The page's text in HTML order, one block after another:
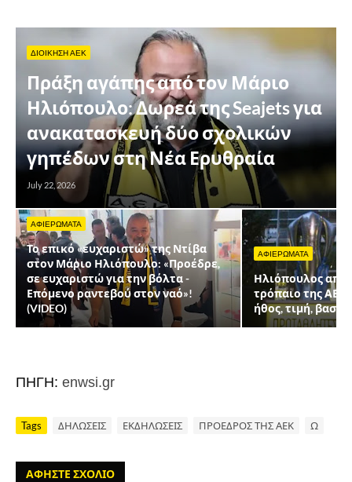
ΔΙΟΙΚΗΣΗ ΑΕΚ
Πράξη αγάπης από τον Μάριο
Ηλιόπουλο: Δωρεά της Seajets για
ανακατασκευή δύο σχολικών
γηπέδων στη Νέα Ερυθραία
July 22, 2026
ΑΦΙΕΡΩΜΑΤΑ
Το επικό «ευχαριστώ» της Ντίβα
στον Μάριο Ηλιόπουλο: «Προέδρε,
σε ευχαριστώ για την βόλτα -
Επόμενο ραντεβού στον ναό»!
(VIDEO)
ΑΦΙΕΡΩΜΑΤΑ
Ηλιόπουλος από
τρόπαιο της ΑΕΚ
ήθος, τιμή,
ΠΗΓΗ: enwsi.gr
Tags ΔΗΛΩΣΕΙΣ ΕΚΔΗΛΩΣΕΙΣ ΠΡΟΕΔΡΟΣ ΤΗΣ ΑΕΚ Ω
ΑΦΗΣΤΕ ΣΧΟΛΙΟ